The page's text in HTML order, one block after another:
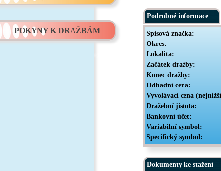
POKYNY K DRAŽBÁM
Podrobné informace
Spisová značka:
Okres:
Lokalita:
Začátek dražby:
Konec dražby:
Odhadní cena:
Vyvolávací cena
Dražební jistota:
Bankovní účet:
Variabilní symbol:
Specifický symbol:
Dokumenty ke stažení